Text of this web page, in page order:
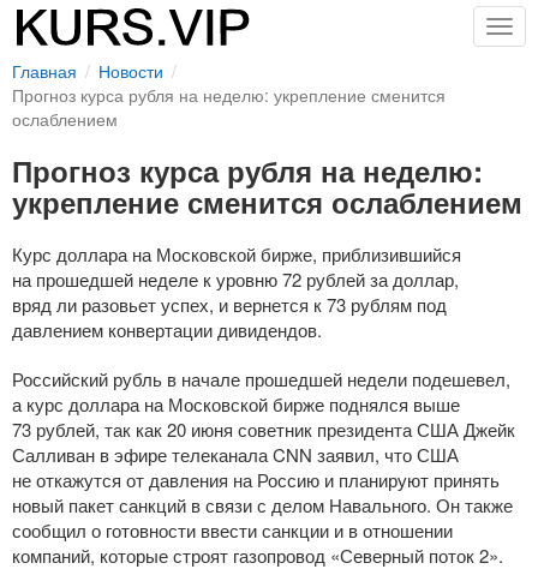
Главная
Новости
Прогноз курса рубля на неделю: укрепление сменится
ослаблением
Прогноз курса рубля на неделю:
укрепление сменится ослаблением
Курс доллара на Московской бирже, приблизившийся
на прошедшей неделе к уровню 72 рублей за доллар,
вряд ли разовьет успех, и вернется к 73 рублям под
давлением конвертации дивидендов.
Российский рубль в начале прошедшей недели подешевел,
а курс доллара на Московской бирже поднялся выше
73 рублей, так как 20 июня советник президента США Джейк
Салливан в эфире телеканала CNN заявил, что США
не откажутся от давления на Россию и планируют принять
новый пакет санкций в связи с делом Навального. Он также
сообщил о готовности ввести санкции и в отношении
компаний, которые строят газопровод «Северный поток 2».